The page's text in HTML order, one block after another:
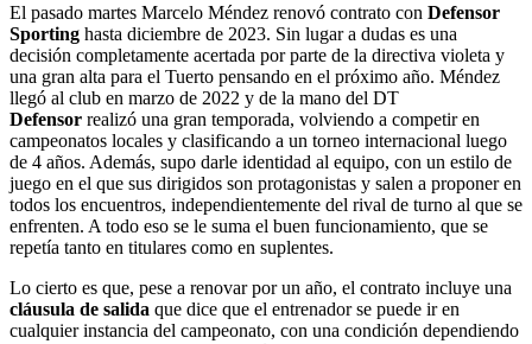
El pasado martes Marcelo Méndez renovó contrato con Defensor
Sporting hasta diciembre de 2023. Sin lugar a dudas es una
decisión completamente acertada por parte de la directiva violeta y
una gran alta para el Tuerto pensando en el próximo año. Méndez
llegó al club en marzo de 2022 y de la mano del DT
Defensor realizó una gran temporada, volviendo a competir en
campeonatos locales y clasificando a un torneo internacional luego
de 4 años. Además, supo darle identidad al equipo, con un estilo de
juego en el que sus dirigidos son protagonistas y salen a proponer en
todos los encuentros, independientemente del rival de turno al que se
enfrenten. A todo eso se le suma el buen funcionamiento, que se
repetía tanto en titulares como en suplentes.
Lo cierto es que, pese a renovar por un año, el contrato incluye una
cláusula de salida que dice que el entrenador se puede ir en
cualquier instancia del campeonato, con una condición dependiendo